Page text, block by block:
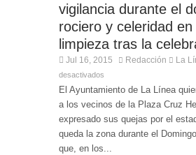
vigilancia durante el
rociero y celeridad en
limpieza tras la
Jul 16, 2015 Redacción La
desactivados
El Ayuntamiento de La Línea
a los vecinos de la Plaza Cruz
expresado sus quejas por el
queda la zona durante el
que, en los...